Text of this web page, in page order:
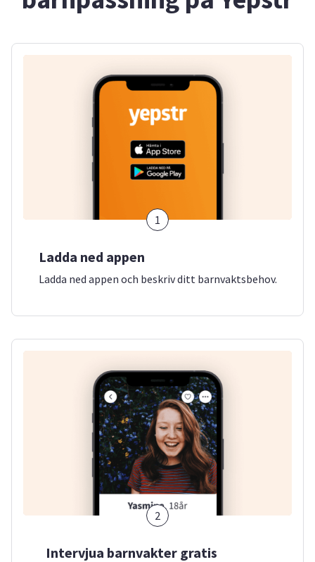
1
Ladda ned appen
Ladda ned appen och beskriv ditt barnvaktsbehov.
2
Intervjua barnvakter gratis